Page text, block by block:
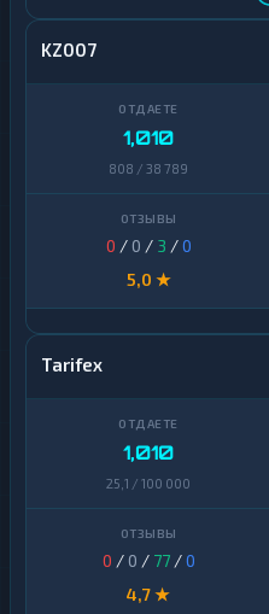
KZ007
1,010
808 / 38 789
0 / 0 / 3 /0
5,0 ★
Tarifex
1,010
25,1 / 100 000
0 / 0 / 77/0
4,7 ★